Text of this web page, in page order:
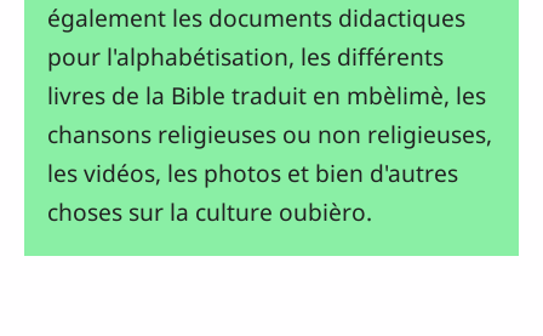
également les documents didactiques
pour l'alphabétisation, les différents
livres de la Bible traduit en mbèlimè, les
chansons religieuses ou non religieuses,
les vidéos, les photos et bien d'autres
choses sur la culture oubièro.